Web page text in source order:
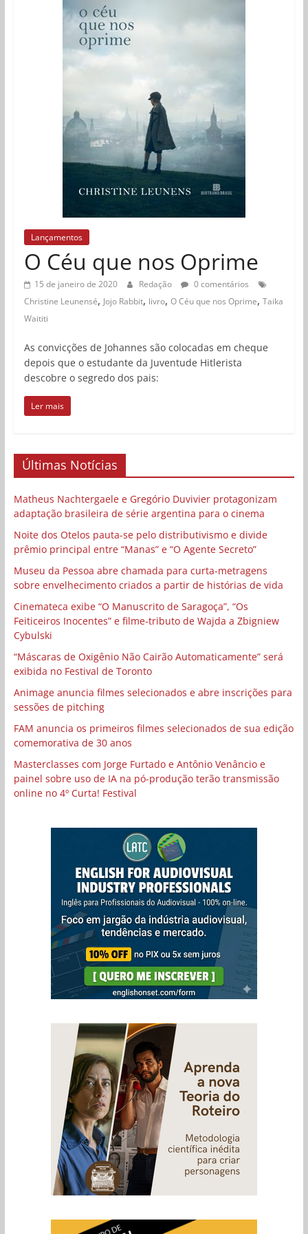
Lançamentos
O Céu que nos Oprime
15 de janeiro de 2020 Redação
0 comentários
Christine Leunensé, Jojo Rabbit, livro, O Céu que nos Oprime, Taika
Waititi
As convicções de Johannes são colocadas em cheque
depois que o estudante da Juventude Hitlerista
descobre o segredo dos pais:
Ler mais
Últimas Notícias
Matheus Nachtergaele e Gregório Duvivier protagonizam
adaptação brasileira de série argentina para o cinema
Noite dos Otelos pauta-se pelo distributivismo e divide
prêmio principal entre “Manas” e “O Agente Secreto”
Museu da Pessoa abre chamada para curta-metragens
sobre envelhecimento criados a partir de histórias de vida
Cinemateca exibe “O Manuscrito de Saragoça”, “Os
Feiticeiros Inocentes” e filme-tributo de Wajda a Zbigniew
Cybulski
“Máscaras de Oxigênio Não Cairão Automaticamente” será
exibida no Festival de Toronto
Animage anuncia filmes selecionados e abre inscrições para
sessões de pitching
FAM anuncia os primeiros filmes selecionados de sua edição
comemorativa de 30 anos
Masterclasses com Jorge Furtado e Antônio Venâncio e
painel sobre uso de IA na pó-produção terão transmissão
online no 4º Curta! Festival